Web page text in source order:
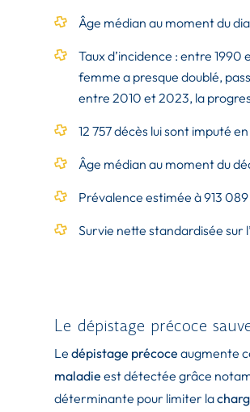
Âge médian au moment du
Taux d’incidence : entre
femme a presque doublé,
entre 2010 et 2023, la
12 757 décès lui sont imputé
Âge médian au moment du
Prévalence estimée à 913
Survie nette standardisée sur
Le dépistage précoce
Ledépistage précoce augmente
maladie est détectée grâce
déterminante pour limiter la